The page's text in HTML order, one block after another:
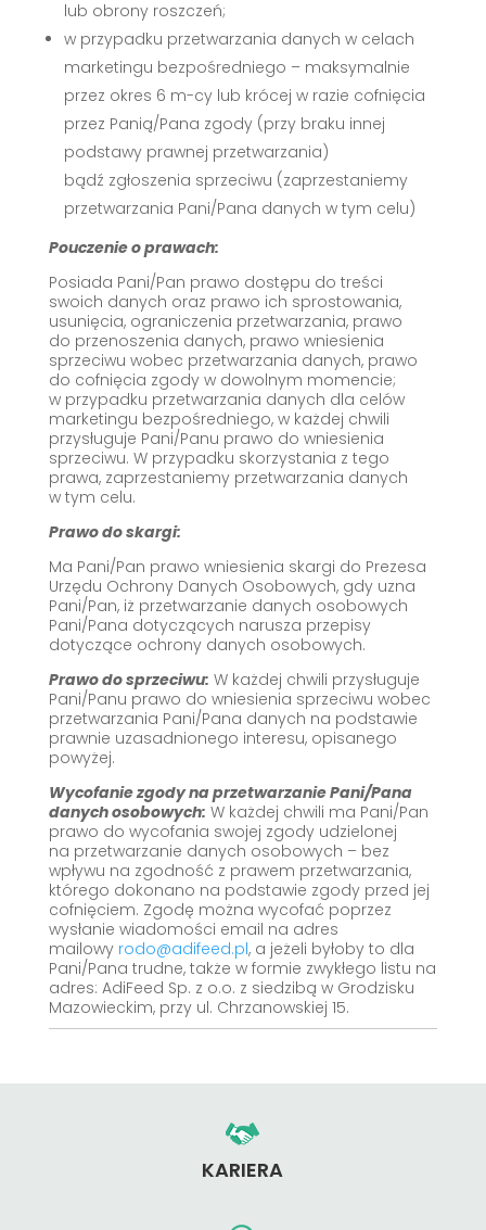
lub obrony roszczeń;
w przypadku przetwarzania danych w celach
marketingu bezpośredniego – maksymalnie
przez okres 6 m-cy lub krócej w razie cofnięcia
przez Panią/Pana zgody (przy braku innej
podstawy prawnej przetwarzania)
bądź zgłoszenia sprzeciwu (zaprzestaniemy
przetwarzania Pani/Pana danych w tym celu)
Pouczenie o prawach:
Posiada Pani/Pan prawo dostępu do treści
swoich danych oraz prawo ich sprostowania,
usunięcia, ograniczenia przetwarzania, prawo
do przenoszenia danych, prawo wniesienia
sprzeciwu wobec przetwarzania danych, prawo
do cofnięcia zgody w dowolnym momencie;
w przypadku przetwarzania danych dla celów
marketingu bezpośredniego, w każdej chwili
przysługuje Pani/Panu prawo do wniesienia
sprzeciwu. W przypadku skorzystania z tego
prawa, zaprzestaniemy przetwarzania danych
w tym celu.
Prawo do skargi:
Ma Pani/Pan prawo wniesienia skargi do Prezesa
Urzędu Ochrony Danych Osobowych, gdy uzna
Pani/Pan, iż przetwarzanie danych osobowych
Pani/Pana dotyczących narusza przepisy
dotyczące ochrony danych osobowych.
Prawo do sprzeciwu: W każdej chwili przysługuje
Pani/Panu prawo do wniesienia sprzeciwu wobec
przetwarzania Pani/Pana danych na podstawie
prawnie uzasadnionego interesu, opisanego
powyżej.
Wycofanie zgody na przetwarzanie Pani/Pana
danych osobowych: W każdej chwili ma Pani/Pan
prawo do wycofania swojej zgody udzielonej
na przetwarzanie danych osobowych – bez
wpływu na zgodność z prawem przetwarzania,
którego dokonano na podstawie zgody przed jej
cofnięciem. Zgodę można wycofać poprzez
wysłanie wiadomości email na adres
mailowy rodo@adifeed.pl, a jeżeli byłoby to dla
Pani/Pana trudne, także w formie zwykłego listu na
adres: AdiFeed Sp. z o.o. z siedzibą w Grodzisku
Mazowieckim, przy ul. Chrzanowskiej 15.
KARIERA